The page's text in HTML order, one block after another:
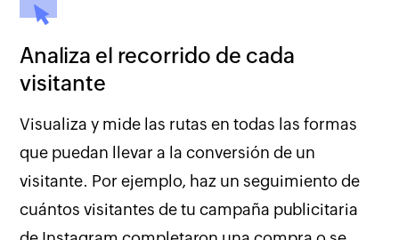
Analiza el recorrido de cada
visitante
Visualiza y mide las rutas en todas las formas
que puedan llevar a la conversión de un
visitante. Por ejemplo, haz un seguimiento de
cuántos visitantes de tu campaña publicitaria